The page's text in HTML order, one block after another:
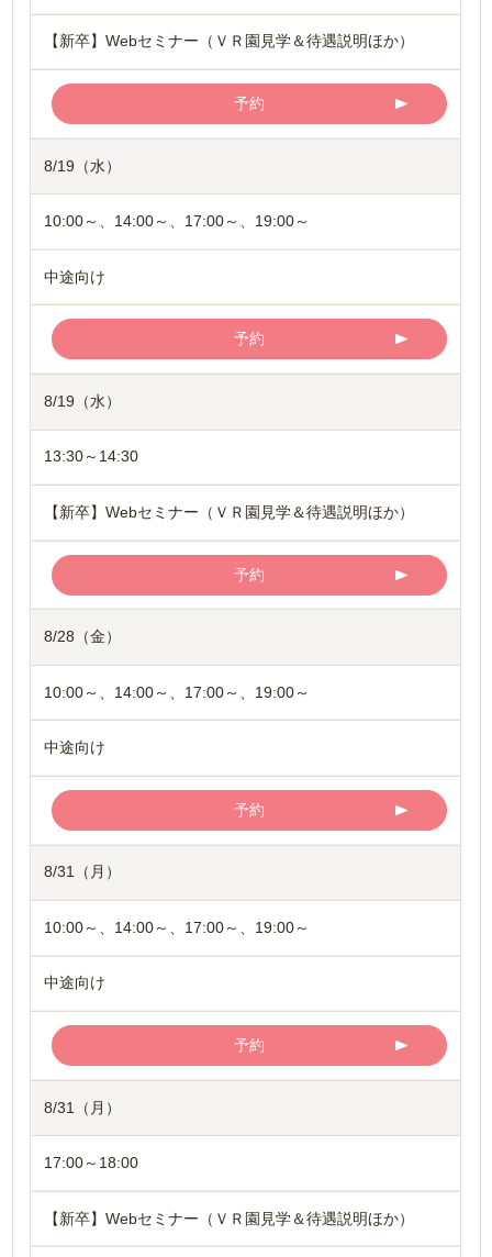
【新卒】Webセミナー（ＶＲ園見学＆待遇説明ほか）
予約
8/19（水）
10:00～、14:00～、17:00～、19:00～
中途向け
予約
8/19（水）
13:30～14:30
【新卒】Webセミナー（ＶＲ園見学＆待遇説明ほか）
予約
8/28（金）
10:00～、14:00～、17:00～、19:00～
中途向け
予約
8/31（月）
10:00～、14:00～、17:00～、19:00～
中途向け
予約
8/31（月）
17:00～18:00
【新卒】Webセミナー（ＶＲ園見学＆待遇説明ほか）